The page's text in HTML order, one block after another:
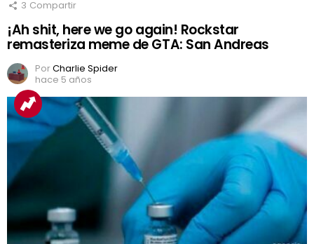
3 Compartir
¡Ah shit, here we go again! Rockstar
remasteriza meme de GTA: San Andreas
PorCharlie Spider
hace 5 años